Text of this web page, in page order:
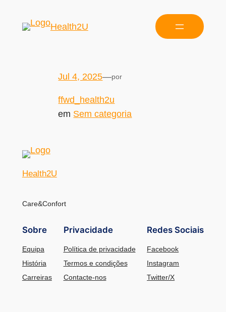
Health2U
Jul 4, 2025—por
ffwd_health2u
em Sem categoria
Health2U
Care&Confort
Sobre
Equipa
História
Carreiras
Privacidade
Política de privacidade
Termos e condições
Contacte-nos
Redes Sociais
Facebook
Instagram
Twitter/X